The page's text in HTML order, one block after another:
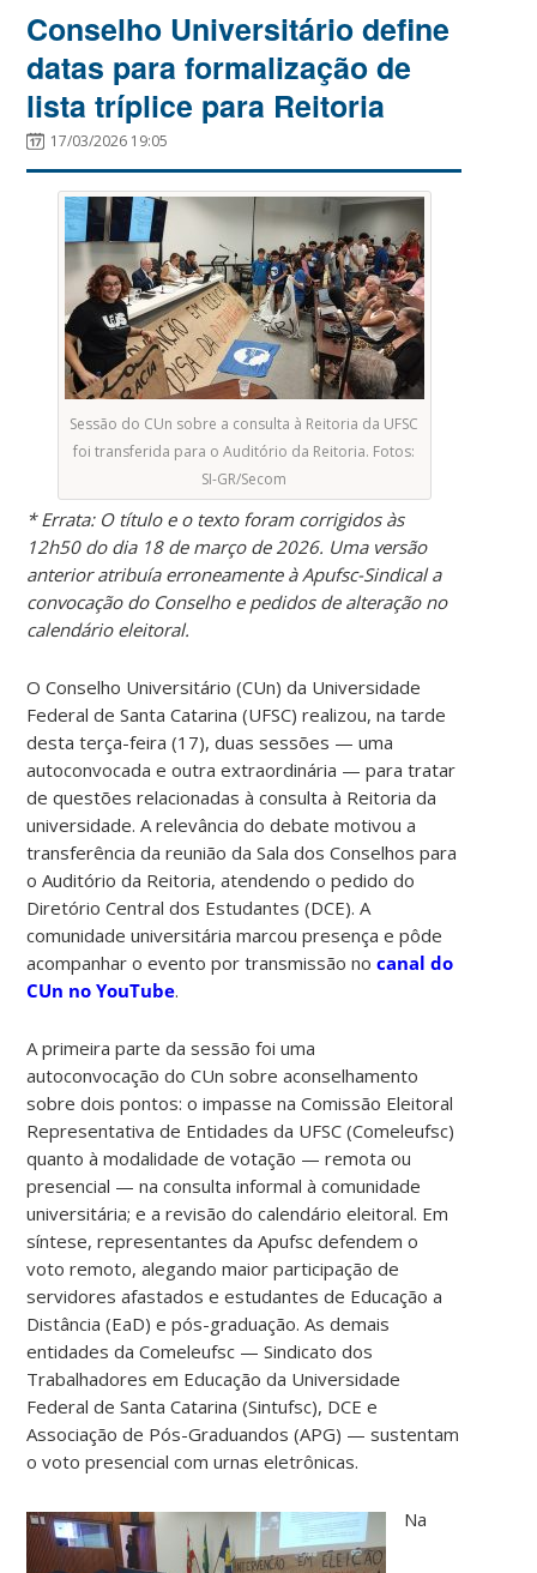
Conselho Universitário define
datas para formalização de
lista tríplice para Reitoria
17/03/2026 19:05
Sessão do CUn sobre a consulta à Reitoria da UFSC
foi transferida para o Auditório da Reitoria. Fotos:
SI-GR/Secom
* Errata: O título e o texto foram corrigidos às
12h50 do dia 18 de março de 2026. Uma versão
anterior atribuía erroneamente à Apufsc-Sindical a
convocação do Conselho e pedidos de alteração no
calendário eleitoral.
O Conselho Universitário (CUn) da Universidade
Federal de Santa Catarina (UFSC) realizou, na tarde
desta terça-feira (17), duas sessões — uma
autoconvocada e outra extraordinária — para tratar
de questões relacionadas à consulta à Reitoria da
universidade. A relevância do debate motivou a
transferência da reunião da Sala dos Conselhos para
o Auditório da Reitoria, atendendo o pedido do
Diretório Central dos Estudantes (DCE). A
comunidade universitária marcou presença e pôde
acompanhar o evento por transmissão nocanal do
CUn no YouTube.
A primeira parte da sessão foi uma
autoconvocação do CUn sobre aconselhamento
sobre dois pontos: o impasse na Comissão Eleitoral
Representativa de Entidades da UFSC (Comeleufsc)
quanto à modalidade de votação — remota ou
presencial — na consulta informal à comunidade
universitária; e a revisão do calendário eleitoral. Em
síntese, representantes da Apufsc defendem o
voto remoto, alegando maior participação de
servidores afastados e estudantes de Educação a
Distância (EaD) e pós-graduação. As demais
entidades da Comeleufsc — Sindicato dos
Trabalhadores em Educação da Universidade
Federal de Santa Catarina (Sintufsc), DCE e
Associação de Pós-Graduandos (APG) — sustentam
o voto presencial com urnas eletrônicas.
Na